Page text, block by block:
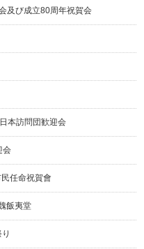
及び成立80周年祝賀会
本訪問団歓迎会
会
任命祝賀會
飯夷堂